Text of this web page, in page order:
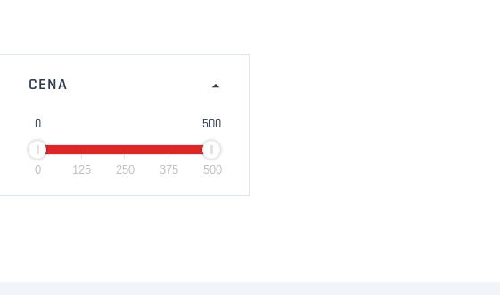
CENA
0 500
0 125 250 375 500